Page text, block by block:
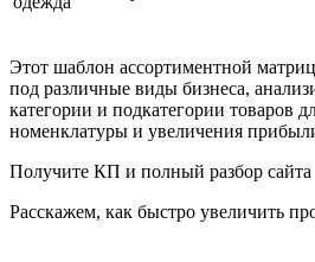
Этот шаблон ассортиментной
под различные виды бизнеса,
категории и подкатегории товаров
номенклатуры и увеличения
Получите КП и полный разбор сайта
Расскажем, как быстро увеличить